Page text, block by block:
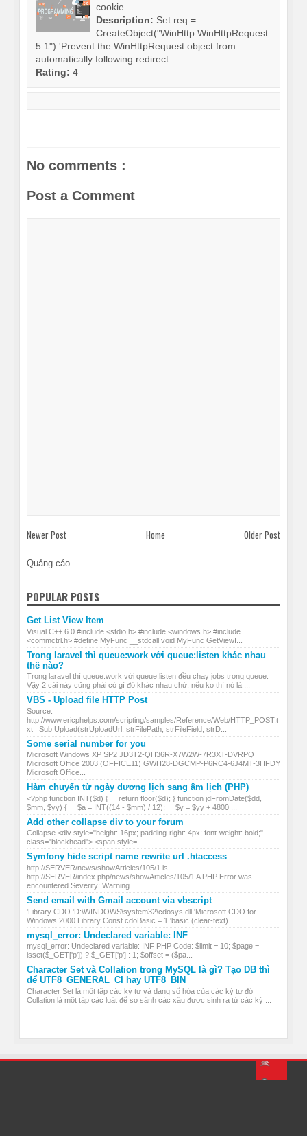
cookie
Description: Set req =
CreateObject("WinHttp.WinHttpRequest.
5.1") 'Prevent the WinHttpRequest object from
automatically following redirect... ...
Rating: 4
No comments :
Post a Comment
Newer Post Older Post
Home
Quảng cáo
POPULAR POSTS
Get List View Item
Visual C++ 6.0 #include <stdio.h> #include <windows.h> #include
<commctrl.h> #define MyFunc __stdcall void MyFunc GetViewI...
Trong laravel thì queue:work với queue:listen khác nhau
thế nào?
Trong laravel thì queue:work với queue:listen đều chạy jobs trong queue.
Vậy 2 cái này cũng phải có gì đó khác nhau chứ, nếu ko thì nó là ...
VBS - Upload file HTTP Post
Source:
http://www.ericphelps.com/scripting/samples/Reference/Web/HTTP_POST.t
xt Sub Upload(strUploadUrl, strFilePath, strFileField, strD...
Some serial number for you
Microsoft Windows XP SP2 JD3T2-QH36R-X7W2W-7R3XT-DVRPQ
Microsoft Office 2003 (OFFICE11) GWH28-DGCMP-P6RC4-6J4MT-3HFDY
Microsoft Office...
Hàm chuyển từ ngày dương lịch sang âm lịch (PHP)
<?php function INT($d) { return floor($d); } function jdFromDate($dd,
$mm, $yy) { $a = INT((14 - $mm) / 12); $y = $yy + 4800 ...
Add other collapse div to your forum
Collapse <div style="height: 16px; padding-right: 4px; font-weight: bold;"
class="blockhead"> <span style=...
Symfony hide script name rewrite url .htaccess
http://SERVER/news/showArticles/105/1 is
http://SERVER/index.php/news/showArticles/105/1 A PHP Error was
encountered Severity: Warning ...
Send email with Gmail account via vbscript
'Library CDO 'D:\WINDOWS\system32\cdosys.dll 'Microsoft CDO for
Windows 2000 Library Const cdoBasic = 1 'basic (clear-text) ...
mysql_error: Undeclared variable: INF
mysql_error: Undeclared variable: INF PHP Code: $limit = 10; $page =
isset($_GET['p']) ? $_GET['p'] : 1; $offset = ($pa...
Character Set và Collation trong MySQL là gì? Tạo DB thì
để UTF8_GENERAL_CI hay UTF8_BIN
Character Set là một tập các ký tự và dạng số hóa của các ký tự đó
Collation là một tập các luật để so sánh các xâu được sinh ra từ các ký ...